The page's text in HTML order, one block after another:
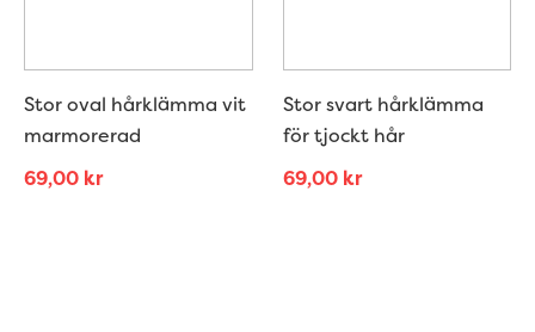
Stor oval hårklämma vit
marmorerad
69,00 kr
Stor svart hårklämma
för tjockt hår
69,00 kr